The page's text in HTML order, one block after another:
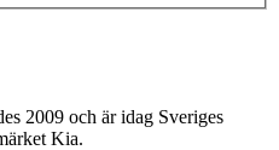
2009 och är idag Sveriges
Kia.